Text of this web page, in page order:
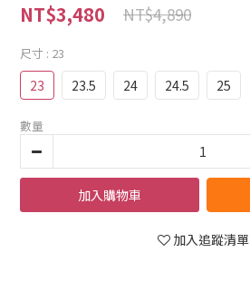
NT$3,480 NT$4,890
尺寸 : 23
23 23.5 24 24.5 25
數量
加入購物車
加入追蹤清單